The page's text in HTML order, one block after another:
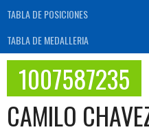
TABLA DE POSICIONES
TABLA DE MEDALLERIA
1007587235
CAMILO